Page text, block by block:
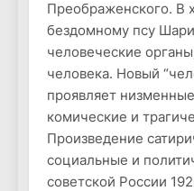
Преображенского. В
бездомному псу
человеческие
человека. Новый
проявляет
комические и
Произведение
социальные и
советской России